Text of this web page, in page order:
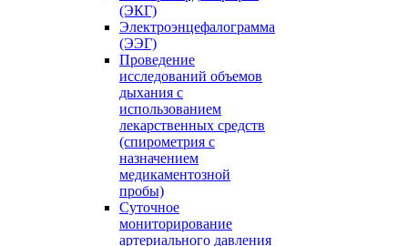
(ЭКГ)
Электроэнцефалограмма
(ЭЭГ)
Проведение
исследований объемов
дыхания с
использованием
лекарственных средств
(спирометрия с
назначением
медикаментозной
пробы)
Суточное
мониторирование
артериального давления